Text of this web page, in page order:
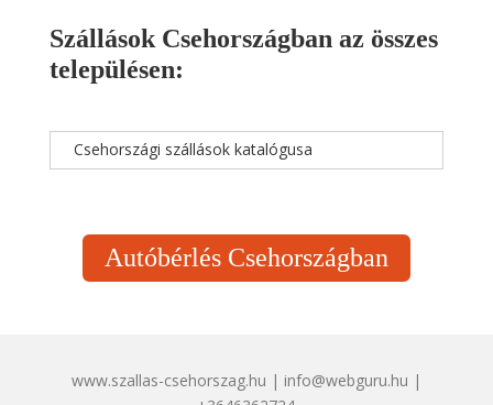
Szállások Csehországban az összes
településen:
Csehországi szállások katalógusa
Autóbérlés Csehországban
www.szallas-csehorszag.hu | info@webguru.hu |